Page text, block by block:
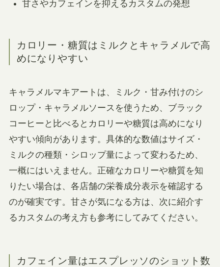
甘さやカフェインを抑えるカスタムの発想
カロリー・糖質はミルクとキャラメルで高
めになりやすい
キャラメルマキアートは、ミルク・甘み付けのシ
ロップ・キャラメルソースを使うため、ブラック
コーヒーと比べるとカロリーや糖質は高めになり
やすい傾向があります。具体的な数値はサイズ・
ミルクの種類・シロップ量によって変わるため、
一概にはいえません。正確なカロリーや糖質を知
りたい場合は、各店舗の栄養成分表示を確認する
のが確実です。甘さが気になる方は、次に紹介す
るカスタムの考え方も参考にしてみてください。
カフェイン量はエスプレッソのショット数